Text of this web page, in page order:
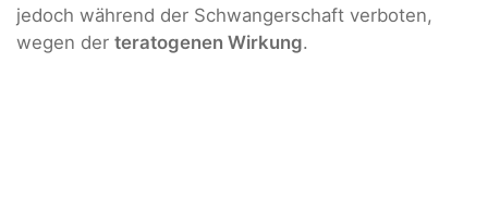
jedoch während der Schwangerschaft verboten,
wegen der teratogenen Wirkung.